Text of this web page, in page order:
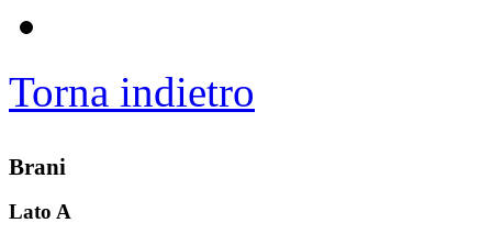
Torna indietro
Brani
Lato A